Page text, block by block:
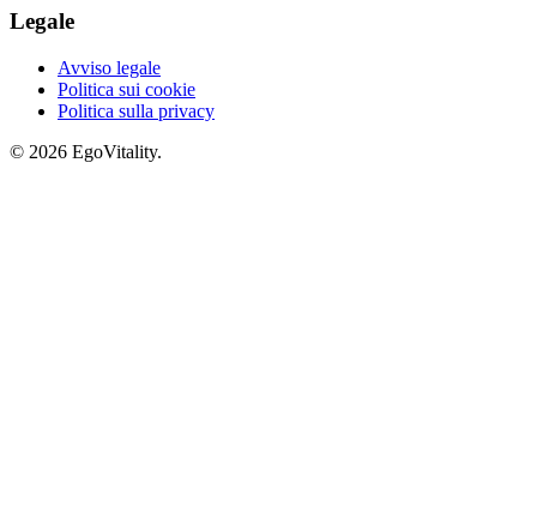
Legale
Avviso legale
Politica sui cookie
Politica sulla privacy
© 2026 EgoVitality.